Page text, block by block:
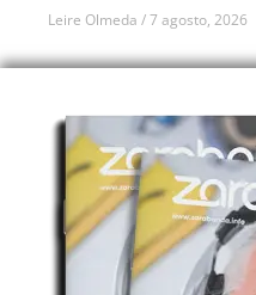
Leire Olmeda 7 agosto, 2026